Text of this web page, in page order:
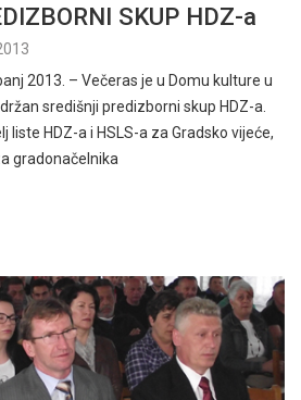
SKUP HDZ-a
2013. – Večeras je u Domu kulture u
središnji predizborni skup HDZ-a.
liste HDZ-a i HSLS-a za Gradsko vijeće,
gradonačelnika